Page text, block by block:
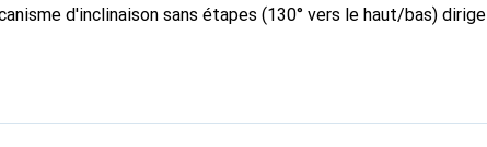
d'inclinaison sans étapes (130° vers le haut/bas) dirige
manière continue grâce à l'interrupteur rotatif pratique sur la
et lavable.